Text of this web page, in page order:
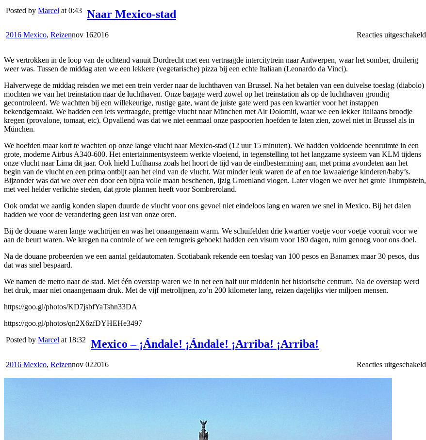
Posted by Marcel at 0:43 Naar Mexico-stad
2016 Mexico, Reizen Reacties uitgeschakeld
nov 162016
​We vertrokken in de loop van de ochtend vanuit Dordrecht met een vertraagde intercitytrein naar Antwerpen, waar het somber, druilerig
weer was. Tussen de middag aten we een lekkere (vegetarische) pizza bij een echte Italiaan (Leonardo da Vinci).
Halverwege de middag reisden we met een trein verder naar de luchthaven van Brussel. ​Na het betalen van een duivelse toeslag (diabolo)
mochten we van het treinstation naar de luchthaven. Onze bagage werd zowel op het treinstation als op de luchthaven grondig
gecontroleerd. We wachtten bij een willekeurige, rustige gate, want de juiste gate werd pas een kwartier voor het instappen
bekendgemaakt. We hadden een iets vertraagde, prettige vlucht naar München met Air Dolomiti, waar we een lekker Italiaans broodje
kregen (provalone, tomaat, etc). Opvallend was dat we niet eenmaal onze paspoorten hoefden te laten zien, zowel niet in Brussel als in
München.
We hoefden maar kort te wachten op onze lange vlucht naar Mexico-stad (12 uur 15 minuten). We hadden voldoende beenruimte in een
grote, moderne Airbus A340-600. Het entertainmentsysteem werkte vloeiend, in tegenstelling tot het langzame systeem van KLM tijdens
onze vlucht naar Lima dit jaar. Ook hield Lufthansa zoals het hoort de tijd van de eindbestemming aan, met prima avondeten aan het
begin van de vlucht en een prima ontbijt aan het eind van de vlucht. Wat minder leuk waren de af en toe lawaaierige kinderen/baby’s.
Bijzonder was dat we over een door een bijna volle maan beschenen, ijzig Groenland vlogen. Later vlogen we over het grote Trumpistein,
met veel helder verlichte steden, dat grote plannen heeft voor Sombreroland.
Ook omdat we aardig konden slapen duurde de vlucht voor ons gevoel niet eindeloos lang en waren we snel in Mexico. Bij het dalen
hadden we voor de verandering geen last van onze oren.
Bij de douane waren lange wachtrijen en was het onaangenaam warm. We schuifelden drie kwartier voetje voor voetje vooruit voor we
aan de beurt waren. We kregen na controle of we een terugreis geboekt hadden een visum voor 180 dagen, ruim genoeg voor ons doel.
Na de douane probeerden we een aantal geldautomaten. Scotiabank rekende een toeslag van 100 pesos en Banamex maar 30 pesos, dus
dat was snel bespaard.
We namen de metro naar de stad. Met één overstap waren we in net een half uur middenin het historische centrum. Na de overstap werd
het druk, maar niet onaangenaam druk. Met de vijf metrolijnen, zo’n 200 kilometer lang, reizen dagelijks vier miljoen mensen.
https://goo.gl/photos/KD7jsbfYaTshn33DA
https://goo.gl/photos/qn2X6zfDYHEHe3497
Posted by Marcel at 18:32 Mexico – ¡Ándale! ¡Ándale! ¡Arriba! ¡Arriba!
2016 Mexico, Reizen Reacties uitgeschakeld
nov 022016